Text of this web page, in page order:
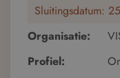
Sluitingsdatum:
Organisatie:
Profiel: